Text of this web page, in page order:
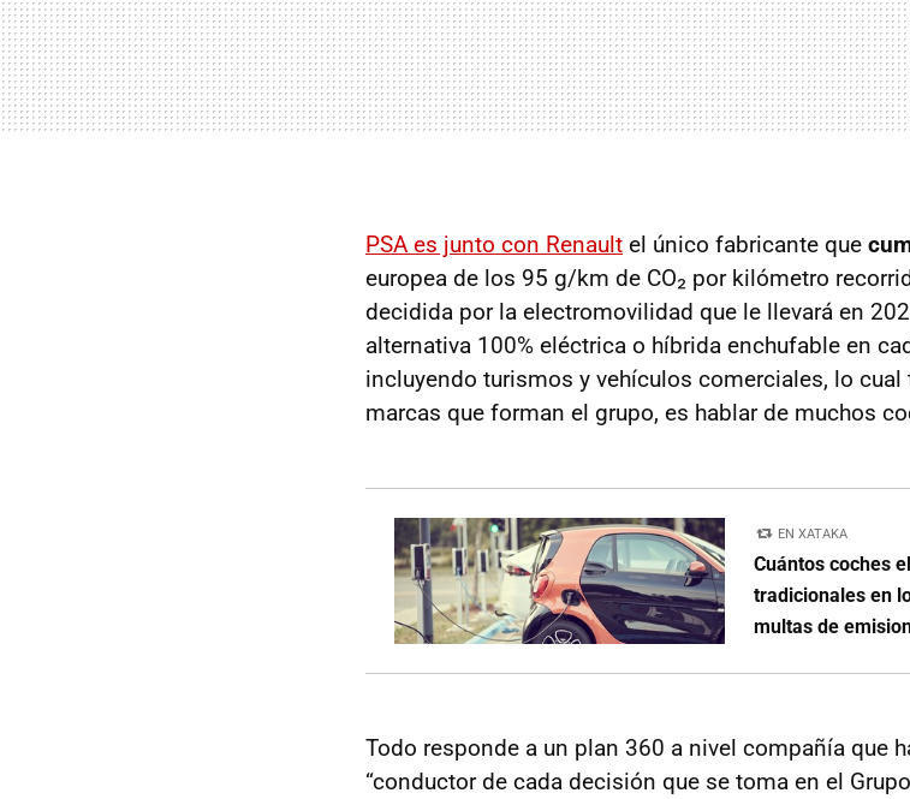
PSA es junto con Renault el único fabricante que
europea de los 95 g/km de CO₂ por kilómetro
decidida por la electromovilidad que le llevará en
alternativa 100% eléctrica o híbrida enchufable en
incluyendo turismos y vehículos comerciales, lo
marcas que forman el grupo, es hablar de muchos
EN XATAKA
Cuántos coches
tradicionales en
multas de
Todo responde a un plan 360 a nivel compañía que
“conductor de cada decisión que se toma en el